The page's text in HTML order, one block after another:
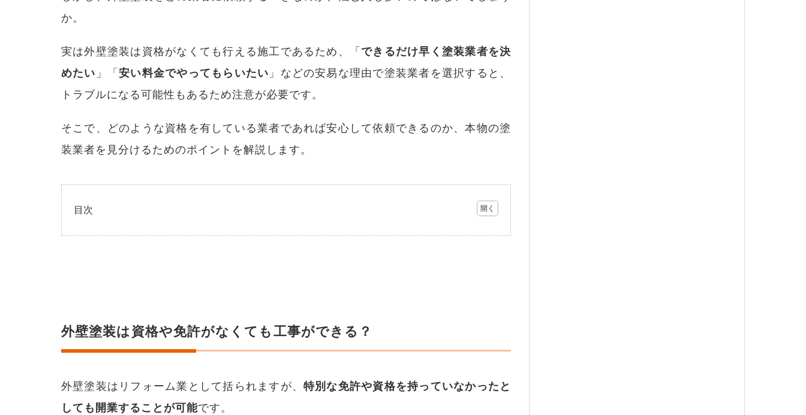
か。
実は外壁塗装は資格がなくても行える施工であるため、「 できるだけ早く塗装業者を決
めたい 」「安い料金でやってもらいたい 」などの安易な理由で塗装業者を選択すると、
トラブルになる可能性もあるため注意が必要です。
そこで、どのような資格を有している業者であれば安心して依頼できるのか、本物の塗
装業者を見分けるためのポイントを解説します。
目次
外壁
事が
でき
る？
塗装
業許
外壁塗装は資格や免許がなくても工事ができる？
外壁塗装はリフォーム業として括られますが、 特別な免許や資格を持っていなかったと
しても開業することが可能です。